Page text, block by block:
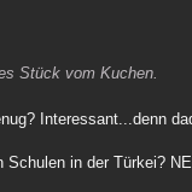
Stück vom Kuchen.
Interessant...denn
Schulen in der Türkei?